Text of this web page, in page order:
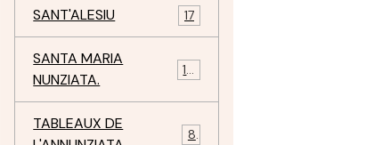
SANT'ALESIU 17
SANTA MARIA
NUNZIATA.
10
TABLEAUX DE
8